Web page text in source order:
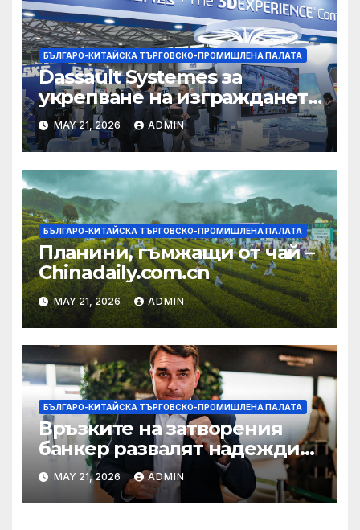
БЪЛГАРО-КИТАЙСКА ТЪРГОВСКО-ПРОМИШЛЕНА ПАЛАТА
Dassault Systemes за
укрепване на изграждането
на AI екосистема в Китай
MAY 21, 2026 ADMIN
БЪЛГАРО-КИТАЙСКА ТЪРГОВСКО-ПРОМИШЛЕНА ПАЛАТА
Планини, гъмжащи от чай –
Chinadaily.com.cn
MAY 21, 2026 ADMIN
БЪЛГАРО-КИТАЙСКА ТЪРГОВСКО-ПРОМИШЛЕНА ПАЛАТА
Връзките на затворения
банкер развалят надеждите
на Флавио Болсонаро за
президент на Бразилия
MAY 21, 2026 ADMIN